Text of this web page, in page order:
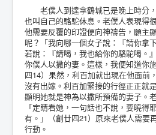
老僕人到達拿鶴城已是晚上時分，
也叫自己的駱駝休息。老僕人表現得
他需要反覆的印證便向神禱告，願主
呢？「我向哪一個女子說：『請你拿
若說：『請喝，我也給你的駱駝喝。
你僕人以撒的妻。這樣，我便知道你
四14）果然，利百加就出現在他面前
沒有出嫁。利百加緊接的行徑正正就
顯明她就是神為以撒所預備的妻子。
「定睛看她，一句話也不說，要曉得
有。」（創廿四21）原來老僕人需要
行動。